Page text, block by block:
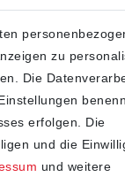
zu
Die
erfolgen. Die
und die
und weitere